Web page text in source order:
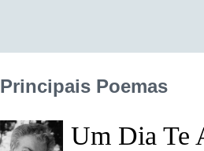
Principais Poemas
Um Dia Te